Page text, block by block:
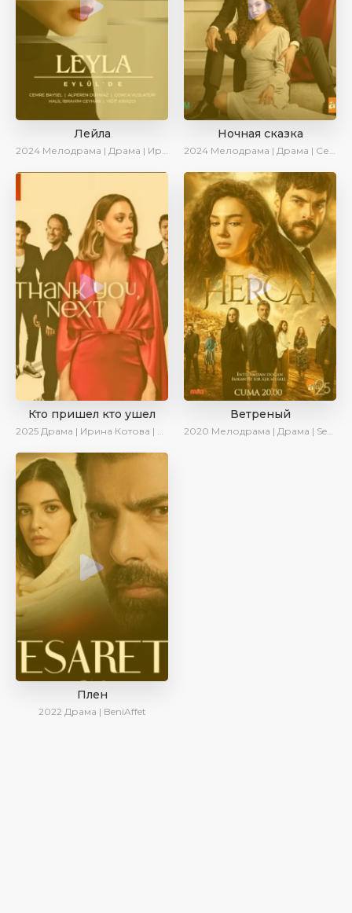
Лейла
2024 Мелодрама | Драма | Ирина Котова | AveTurk | AlisaDirilis | Сериалы 2024
Ночная сказка
2024 Мелодрама | Драма | Сериалы 2024
Кто пришел кто ушел
2025 Драма | Ирина Котова | Новинки | Сериалы 2025
Ветреный
2020 Мелодрама | Драма | SesDizi | Ирина Котова | AveTurk
Плен
2022 Драма | BeniAffet